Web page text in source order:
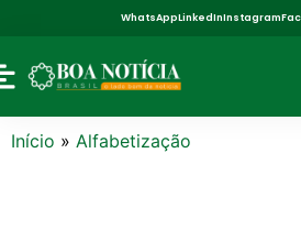
WhatsAppLinkedInInstagram
Início » Alfabetização